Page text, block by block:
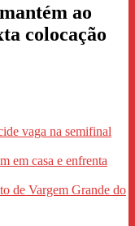
ao
colocação
vaga na semifinal
em casa e enfrenta
de Vargem Grande do